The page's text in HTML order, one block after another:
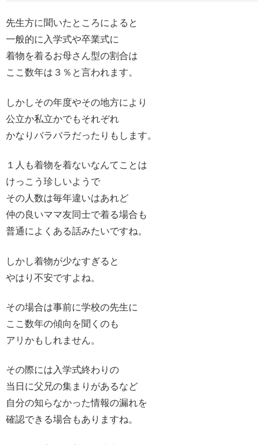
先生方に聞いたところによると
一般的に入学式や卒業式に
着物を着るお母さん型の割合は
ここ数年は３％と言われます。
しかしその年度やその地方により
公立か私立かでもそれぞれ
かなりバラバラだったりもします。
１人も着物を着ないなんてことは
けっこう珍しいようで
その人数は毎年違いはあれど
仲の良いママ友同士で着る場合も
普通によくある話みたいですね。
しかし着物が少なすぎると
やはり不安ですよね。
その場合は事前に学校の先生に
ここ数年の傾向を聞くのも
アリかもしれません。
その際には入学式終わりの
当日に父兄の集まりがあるなど
自分の知らなかった情報の漏れを
確認できる場合もありますね。